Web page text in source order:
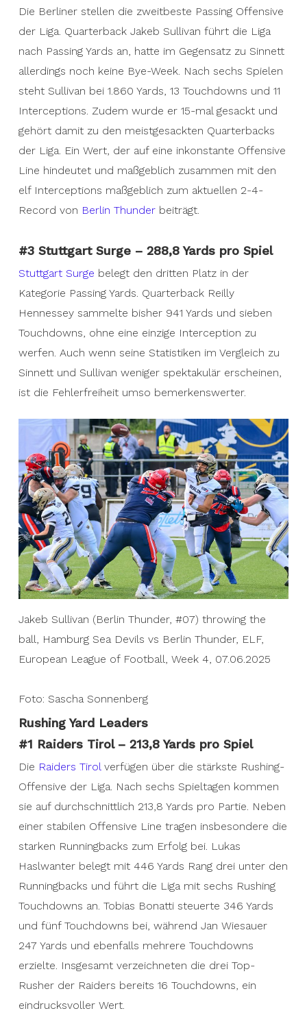
Die Berliner stellen die zweitbeste Passing Offensive
der Liga. Quarterback Jakeb Sullivan führt die Liga
nach Passing Yards an, hatte im Gegensatz zu Sinnett
allerdings noch keine Bye-Week. Nach sechs Spielen
steht Sullivan bei 1.860 Yards, 13 Touchdowns und 11
Interceptions. Zudem wurde er 15-mal gesackt und
gehört damit zu den meistgesackten Quarterbacks
der Liga. Ein Wert, der auf eine inkonstante Offensive
Line hindeutet und maßgeblich zusammen mit den
elf Interceptions maßgeblich zum aktuellen 2-4-
Record von Berlin Thunderbeiträgt.
#3 Stuttgart Surge – 288,8 Yards pro Spiel
Stuttgart Surge belegt den dritten Platz in der
Kategorie Passing Yards. Quarterback Reilly
Hennessey sammelte bisher 941 Yards und sieben
Touchdowns, ohne eine einzige Interception zu
werfen. Auch wenn seine Statistiken im Vergleich zu
Sinnett und Sullivan weniger spektakulär erscheinen,
ist die Fehlerfreiheit umso bemerkenswerter.
Jakeb Sullivan (Berlin Thunder, #07) throwing the
ball, Hamburg Sea Devils vs Berlin Thunder, ELF,
European League of Football, Week 4, 07.06.2025
Foto: Sascha Sonnenberg
Rushing Yard Leaders
#1 Raiders Tirol – 213,8 Yards pro Spiel
Die Raiders Tirol verfügen über die stärkste Rushing-
Offensive der Liga. Nach sechs Spieltagen kommen
sie auf durchschnittlich 213,8 Yards pro Partie. Neben
einer stabilen Offensive Line tragen insbesondere die
starken Runningbacks zum Erfolg bei. Lukas
Haslwanter belegt mit 446 Yards Rang drei unter den
Runningbacks und führt die Liga mit sechs Rushing
Touchdowns an. Tobias Bonatti steuerte 346 Yards
und fünf Touchdowns bei, während Jan Wiesauer
247 Yards und ebenfalls mehrere Touchdowns
erzielte. Insgesamt verzeichneten die drei Top-
Rusher der Raiders bereits 16 Touchdowns, ein
eindrucksvoller Wert.